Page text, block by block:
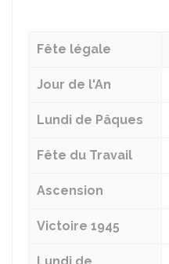
Fête légale
Jour de l'An
Lundi de Pâques
Fête du Travail
Ascension
Victoire 1945